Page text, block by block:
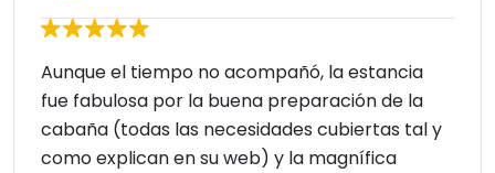
Aunque el tiempo no acompañó, la estancia
fue fabulosa por la buena preparación de la
cabaña (todas las necesidades cubiertas tal y
como explican en su web) y la magnífica